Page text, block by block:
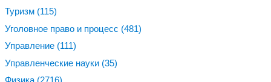
Туризм (115)
Уголовное право и процесс (481)
Управление (111)
Управленческие науки (35)